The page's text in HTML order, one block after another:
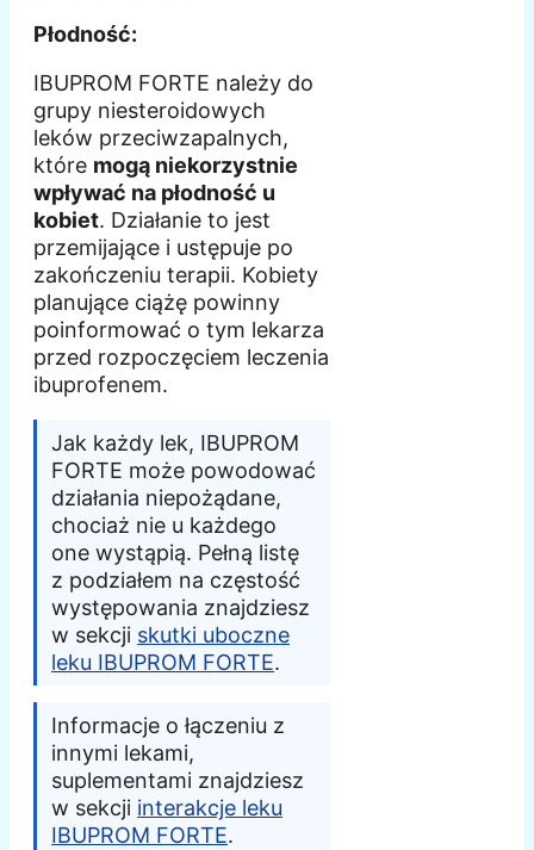
Płodność:
IBUPROM FORTE należy do
grupy niesteroidowych
leków przeciwzapalnych,
które mogą niekorzystnie
wpływać na płodność u
kobiet. Działanie to jest
przemijające i ustępuje po
zakończeniu terapii. Kobiety
planujące ciążę powinny
poinformować o tym lekarza
przed rozpoczęciem leczenia
ibuprofenem.
Jak każdy lek, IBUPROM
FORTE może powodować
działania niepożądane,
chociaż nie u każdego
one wystąpią. Pełną listę
z podziałem na częstość
występowania znajdziesz
w sekcji skutki uboczne
leku IBUPROM FORTE.
Informacje o łączeniu z
innymi lekami,
suplementami znajdziesz
w sekcji interakcje leku
IBUPROM FORTE.